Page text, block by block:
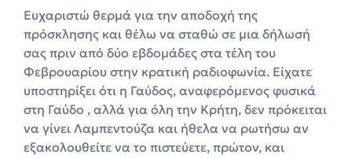
Ευχαριστώ θερμά για την αποδοχή της
πρόσκλησης και θέλω να σταθώ σε μια δήλωσή
σας πριν από δύο εβδομάδες στα τέλη του
Φεβρουαρίου στην κρατική ραδιοφωνία. Είχατε
υποστηρίξει ότι η Γαύδος, αναφερόμενος φυσικά
στη Γαύδο , αλλά για όλη την Κρήτη, δεν πρόκειται
να γίνει Λαμπεντούζα και ήθελα να ρωτήσω αν
εξακολουθείτε να το πιστεύετε, πρώτον, και